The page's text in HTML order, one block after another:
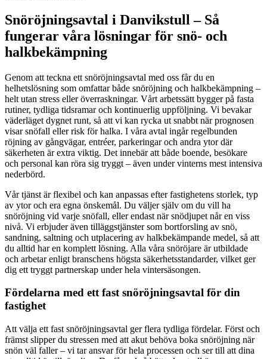
Snöröjningsavtal i Danvikstull – Så
fungerar våra lösningar för snö- och
halkbekämpning
Genom att teckna ett snöröjningsavtal med oss får du en
helhetslösning som omfattar både snöröjning och halkbekämpning –
helt utan stress eller överraskningar. Vårt arbetssätt bygger på fasta
rutiner, tydliga tidsramar och kontinuerlig uppföljning. Vi bevakar
väderläget dygnet runt, så att vi kan rycka ut snabbt när prognosen
visar snöfall eller risk för halka. I våra avtal ingår regelbunden
röjning av gångvägar, entréer, parkeringar och andra ytor där
säkerheten är extra viktig. Det innebär att både boende, besökare
och personal kan röra sig tryggt – även under vinterns mest intensiva
nederbörd.
Vår tjänst är flexibel och kan anpassas efter fastighetens storlek, typ
av ytor och era egna önskemål. Du väljer själv om du vill ha
snöröjning vid varje snöfall, eller endast när snödjupet når en viss
nivå. Vi erbjuder även tilläggstjänster som bortforsling av snö,
sandning, saltning och utplacering av halkbekämpande medel, så att
du alltid har en komplett lösning. Alla våra snöröjare är utbildade
och arbetar enligt branschens högsta säkerhetsstandarder, vilket ger
dig ett tryggt partnerskap under hela vintersäsongen.
Fördelarna med ett fast snöröjningsavtal för din
fastighet
Att välja ett fast snöröjningsavtal ger flera tydliga fördelar. Först och
främst slipper du stressen med att akut behöva boka snöröjning när
snön väl faller – vi tar ansvar för hela processen och ser till att dina